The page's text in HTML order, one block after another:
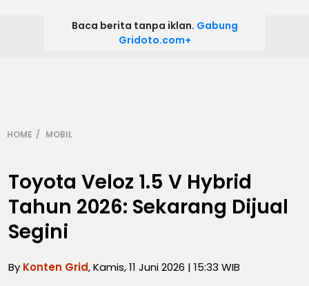
Baca berita tanpa iklan. Gabung
Gridoto.com+
HOME MOBIL
Toyota Veloz 1.5 V Hybrid
Tahun 2026: Sekarang Dijual
Segini
By Konten Grid, Kamis, 11 Juni 2026 | 15:33 WIB